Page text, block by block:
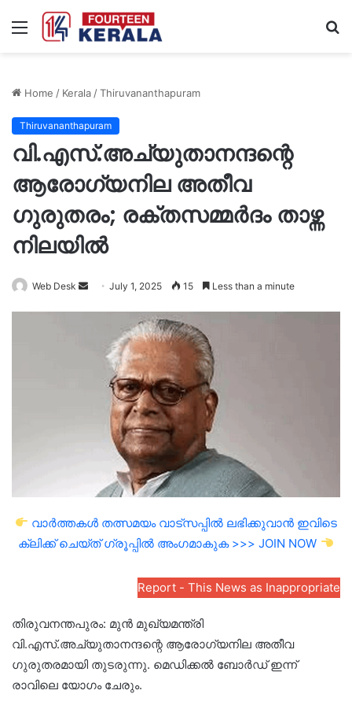
Menu
Home / Kerala/Thiruvananthapuram
Thiruvananthapuram
വി.എസ്.അച്യുതാനന്ദന്റെ
ആരോഗ്യനില അതീവ
ഗുരുതരം; രക്തസമ്മർദം താഴ്ന്ന
നിലയിൽ
Web Desk
SendJuly 1, 2025 15 Less than a minute
വാർത്തകൾ തത്സമയം വാട്സപ്പിൽ ലഭിക്കുവാൻ ഇവിടെ
ക്ലിക്ക് ചെയ്ത് ഗ്രൂപ്പിൽ അംഗമാകുക >>> JOIN NOW
Report - This News as Inappropriate
തിരുവനന്തപുരം: മുൻ മുഖ്യമന്ത്രി
വി.എസ്.അച്യുതാനന്ദന്റെ ആരോഗ്യനില അതീവ
ഗുരുതരമായി തുടരുന്നു. മെഡിക്കൽ ബോർഡ് ഇന്ന്
രാവിലെ യോഗം ചേരും.